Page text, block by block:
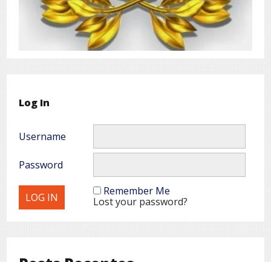
Log In
Username
Password
Remember Me
Lost your password?